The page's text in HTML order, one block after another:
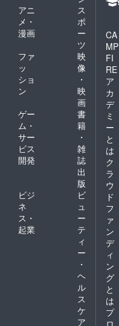
アニ
メ・
漫画
ス
ポ
ー
ツ
ファ
ッ
ショ
ン
映
像
・
映
画
ゲー
ム・
サー
ビス
開発
書
籍
・
雑
誌
出
版
ビジ
ネ
ス・
起業
ビ
ュ
ー
テ
ィ
ー
・
ヘ
ル
ス
ケ
ア
CA
MP
FI
RE
ア
カ
デ
ミ
ー
と
は
ク
ラ
ウ
ド
フ
ァ
ン
デ
ィ
ン
グ
と
は
プ
ロ